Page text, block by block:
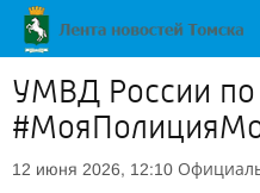
УМВД России по
12 июня 2026, 12:10